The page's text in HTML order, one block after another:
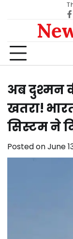
अब दुश्मन
खतरा!
सिस्टम ने
Posted onJune